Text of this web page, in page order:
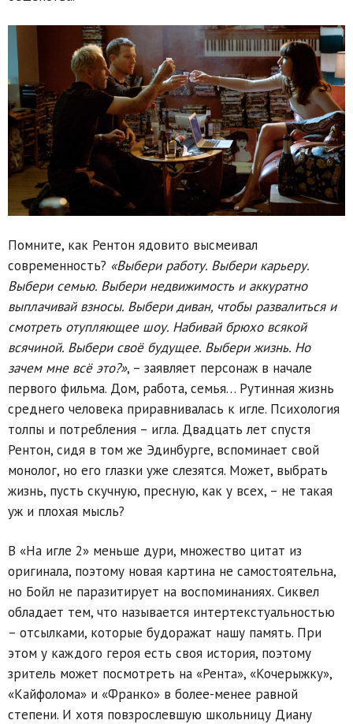
Помните, как Рентон ядовито высмеивал
современность? «Выбери работу. Выбери карьеру.
Выбери семью. Выбери недвижимость и аккуратно
выплачивай взносы. Выбери диван, чтобы развалиться и
смотреть отупляющее шоу. Набивай брюхо всякой
всячиной. Выбери своё будущее. Выбери жизнь. Но
зачем мне всё это?», – заявляет персонаж в начале
первого фильма. Дом, работа, семья… Рутинная жизнь
среднего человека приравнивалась к игле. Психология
толпы и потребления – игла. Двадцать лет спустя
Рентон, сидя в том же Эдинбурге, вспоминает свой
монолог, но его глазки уже слезятся. Может, выбрать
жизнь, пусть скучную, пресную, как у всех, – не такая
уж и плохая мысль?
В «На игле 2» меньше дури, множество цитат из
оригинала, поэтому новая картина не самостоятельна,
но Бойл не паразитирует на воспоминаниях. Сиквел
обладает тем, что называется интертекстуальностью
– отсылками, которые будоражат нашу память. При
этом у каждого героя есть своя история, поэтому
зритель может посмотреть на «Рента», «Кочерыжку»,
«Кайфолома» и «Франко» в более-менее равной
степени. И хотя повзрослевшую школьницу Диану